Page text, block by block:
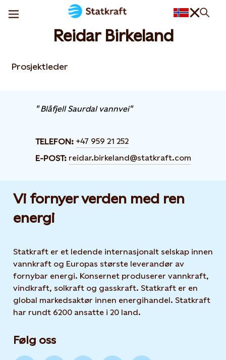
Reidar Birkeland
Prosjektleder
" Blåfjell Saurdal vannvei"
TELEFON: +47 959 21 252
E-POST: reidar.birkeland@statkraft.com
Vi fornyer verden med ren
energi
Statkraft er et ledende internasjonalt selskap innen
vannkraft og Europas største leverandør av
fornybar energi. Konsernet produserer vannkraft,
vindkraft, solkraft og gasskraft. Statkraft er en
global markedsaktør innen energihandel. Statkraft
har rundt 6200 ansatte i 20 land.
Følg oss